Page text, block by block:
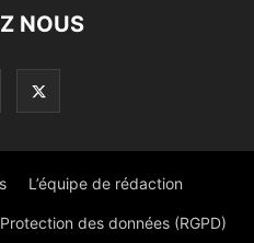
NOUS
L’équipe de rédaction
Protection des données (RGPD)